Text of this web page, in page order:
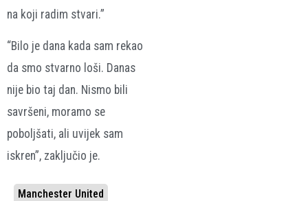
na koji radim stvari.”
“Bilo je dana kada sam rekao
da smo stvarno loši. Danas
nije bio taj dan. Nismo bili
savršeni, moramo se
poboljšati, ali uvijek sam
iskren”, zaključio je.
Manchester United